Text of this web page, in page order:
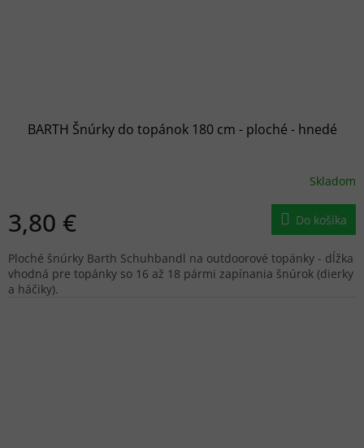
BARTH Šnúrky do topánok 180 cm - ploché - hnedé
Skladom
3,80 € Do košíka
Ploché šnúrky Barth Schuhbandl na outdoorové topánky - dĺžka
vhodná pre topánky so 16 až 18 pármi zapínania šnúrok (dierky
a háčiky).